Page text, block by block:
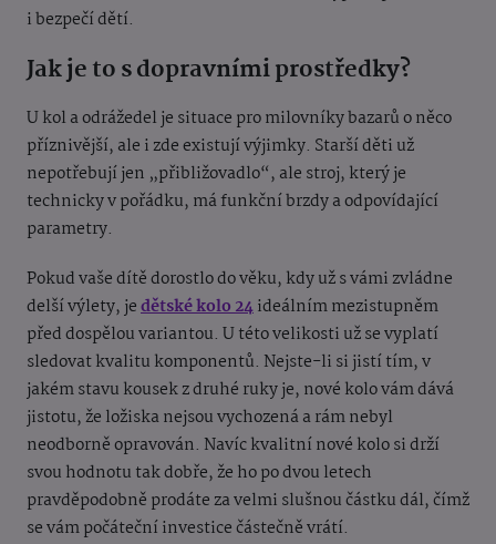
i bezpečí dětí.
Jak je to s dopravními prostředky?
U kol a odrážedel je situace pro milovníky bazarů o něco
příznivější, ale i zde existují výjimky. Starší děti už
nepotřebují jen „přibližovadlo“, ale stroj, který je
technicky v pořádku, má funkční brzdy a odpovídající
parametry.
Pokud vaše dítě dorostlo do věku, kdy už s vámi zvládne
delší výlety, jedětské kolo 24ideálním mezistupněm
před dospělou variantou. U této velikosti už se vyplatí
sledovat kvalitu komponentů. Nejste-li si jistí tím, v
jakém stavu kousek z druhé ruky je, nové kolo vám dává
jistotu, že ložiska nejsou vychozená a rám nebyl
neodborně opravován. Navíc kvalitní nové kolo si drží
svou hodnotu tak dobře, že ho po dvou letech
pravděpodobně prodáte za velmi slušnou částku dál, čímž
se vám počáteční investice částečně vrátí.